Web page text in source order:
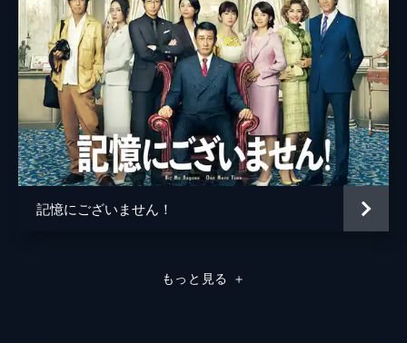
音楽 Face 2 fAKE
製作 石原隆
村松秀信
遠藤圭介
記憶にございません！
もっと見る ＋